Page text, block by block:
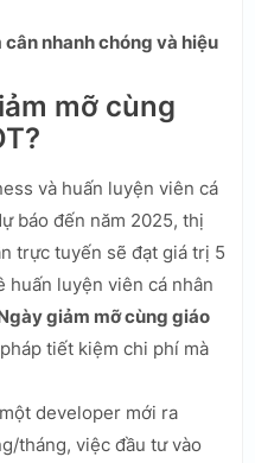
nhanh chóng và hiệu
mỡ cùng
và huấn luyện viên cá
báo đến năm 2025, thị
trực tuyến sẽ đạt giá trị 5
huấn luyện viên cá nhân
giảm mỡ cùng giáo
tiết kiệm chi phí mà
developer mới ra
tháng, việc đầu tư vào